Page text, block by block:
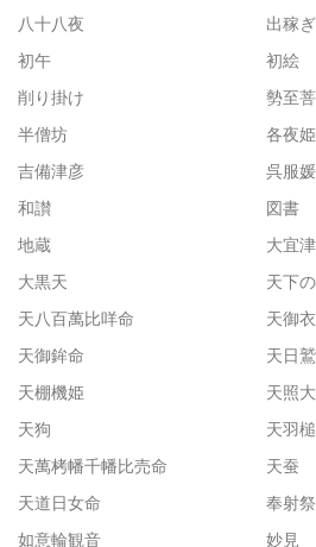
八十八夜
出稼
初午
初絵
削り掛け
勢至
半僧坊
各夜姫
吉備津彦
呉服媛
和讃
図書
地蔵
大宜
大黒天
天下
天八百萬比咩命
天御
天御鉾命
天日
天棚機姫
天照
天狗
天羽
天萬栲幡千幡比売命
天蚕
天道日女命
奉射
如意輪観音
妙見